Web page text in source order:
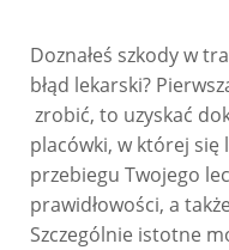
Doznałeś szkody w
błąd lekarski?
zrobić, to uzyskać
placówki, w której się
przebiegu Twojego
prawidłowości, a
Szczególnie istotne